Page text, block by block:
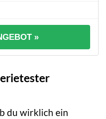
»
du wirklich ein